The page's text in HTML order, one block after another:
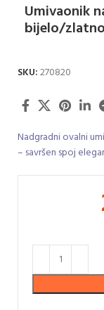
Umivaonik
bijelo/
SKU:270820
Nadgradni ovalni
– savršen spoj